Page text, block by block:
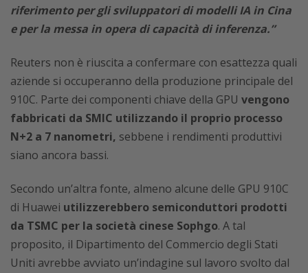
riferimento per gli sviluppatori di modelli IA in Cina
e per la messa in opera di capacità di inferenza.”
Reuters non è riuscita a confermare con esattezza quali
aziende si occuperanno della produzione principale del
910C. Parte dei componenti chiave della GPU vengono
fabbricati da SMIC utilizzando il proprio processo
N+2 a 7 nanometri, sebbene i rendimenti produttivi
siano ancora bassi.
Secondo un’altra fonte, almeno alcune delle GPU 910C
di Huawei utilizzerebbero semiconduttori prodotti
da TSMC per la società cinese Sophgo. A tal
proposito, il Dipartimento del Commercio degli Stati
Uniti avrebbe avviato un’indagine sul lavoro svolto dal